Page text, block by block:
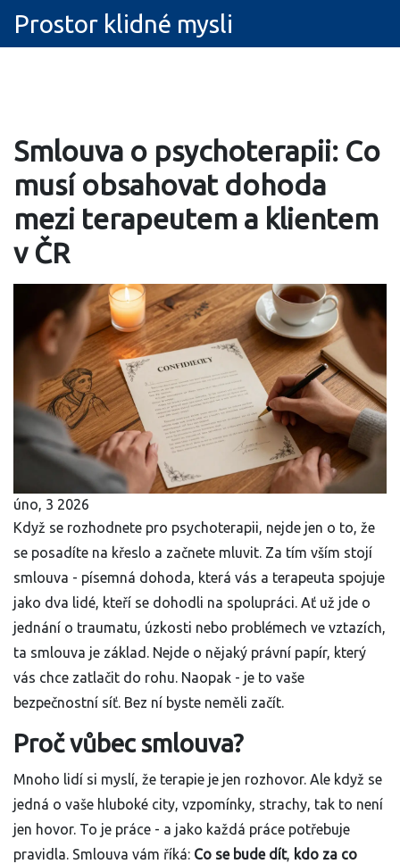
Prostor klidné mysli
Smlouva o psychoterapii: Co
musí obsahovat dohoda
mezi terapeutem a klientem
v ČR
úno, 3 2026
Když se rozhodnete pro psychoterapii, nejde jen o to, že
se posadíte na křeslo a začnete mluvit. Za tím vším stojí
smlouva - písemná dohoda, která vás a terapeuta spojuje
jako dva lidé, kteří se dohodli na spolupráci. Ať už jde o
jednání o traumatu, úzkosti nebo problémech ve vztazích,
ta smlouva je základ. Nejde o nějaký právní papír, který
vás chce zatlačit do rohu. Naopak - je to vaše
bezpečnostní síť. Bez ní byste neměli začít.
Proč vůbec smlouva?
Mnoho lidí si myslí, že terapie je jen rozhovor. Ale když se
jedná o vaše hluboké city, vzpomínky, strachy, tak to není
jen hovor. To je práce - a jako každá práce potřebuje
pravidla. Smlouva vám říká: Co se bude dít, kdo za co